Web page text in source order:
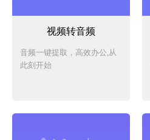
视频转音频
音频一键提取，高效办公,从
此刻开始